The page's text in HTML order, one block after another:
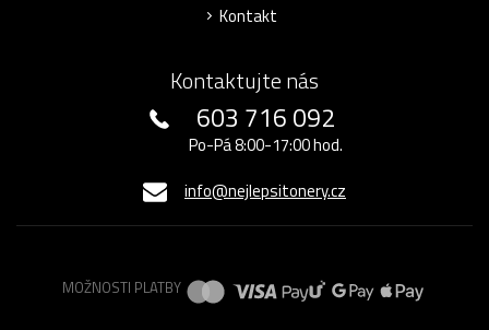
Kontakt
Kontaktujte nás
603 716 092
Po-Pá 8:00-17:00 hod.
info@nejlepsitonery.cz
MOŽNOSTI PLATBY